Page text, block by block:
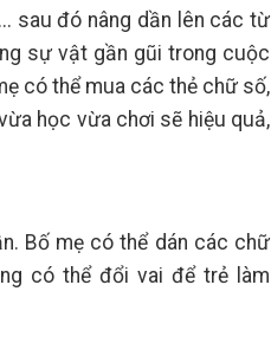
sau đó nâng dần lên các từ
sự vật gần gũi trong cuộc
có thể mua các thẻ chữ số,
học vừa chơi sẽ hiệu quả,
Bố mẹ có thể dán các chữ
có thể đổi vai để trẻ làm